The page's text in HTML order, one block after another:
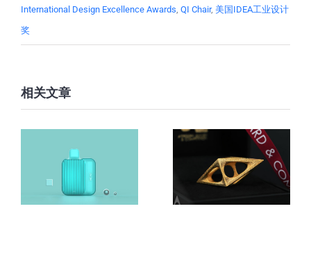
International Design Excellence Awards, QI Chair, 美国IDEA工业设计
奖
相关文章